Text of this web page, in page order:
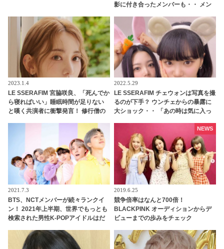
影に付き合ったメンバーも・・ メン
援に感激
2023.1.4
LE SSERAFIM 宮脇咲良、「死んでか
ら寝ればいい」睡眠時間が足りない
と嘆く共演者に衝撃発言！ 修行僧の
2022.5.29
LE SSERAFIM チェウォンは写真を撮
るのが下手？ ウンチェからの暴露に
大ショック・・ 「あの時は気に入っ
2021.7.3
BTS、NCTメンバーが続々ランクイ
ン！ 2021年上半期、世界でもっとも
検索された男性K-POPアイドルはだ
2019.6.25
競争倍率はなんと700倍！
BLACKPINK オーディションからデ
ビューまでの歩みをチェック
NEWS